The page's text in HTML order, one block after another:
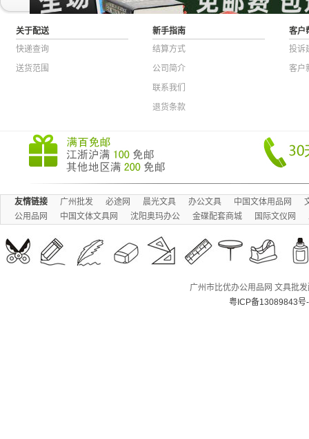
关于配送
快递查询
送货范围
新手指南
结算方式
公司简介
联系我们
退货条款
客户
投诉
客户
友情链接 广州批发 必途网 晨光文具 办公文具 中国文体用品网
公用品网
中国文体文具网 沈阳奥玛办公 金碟配套商城 国际文仪网
广州市比优办公用品网 文具批
粤ICP备13089843号